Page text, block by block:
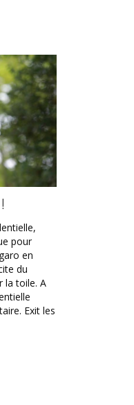
pour
en
du
la toile. A
Exit les